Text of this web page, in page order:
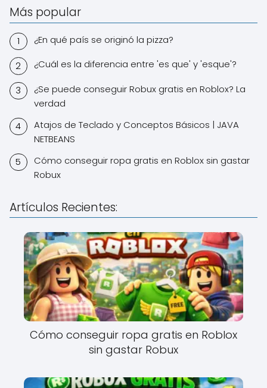
Más popular
¿En qué país se originó la pizza?
¿Cuál es la diferencia entre 'es que' y 'esque'?
¿Se puede conseguir Robux gratis en Roblox? La
verdad
Atajos de Teclado y Conceptos Básicos | JAVA
NETBEANS
Cómo conseguir ropa gratis en Roblox sin gastar
Robux
Artículos Recientes:
Cómo conseguir ropa gratis en Roblox
sin gastar Robux